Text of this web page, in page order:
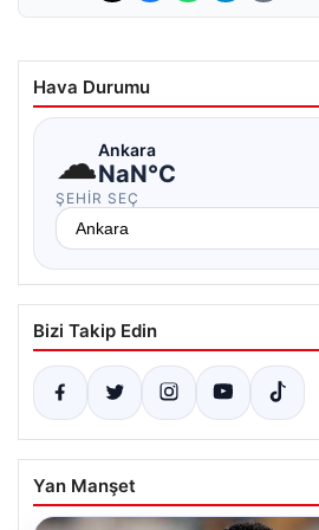
Hava Durumu
☁Ankara
NaN°C
ŞEHIR SEÇ
Bizi Takip Edin
Yan Manşet